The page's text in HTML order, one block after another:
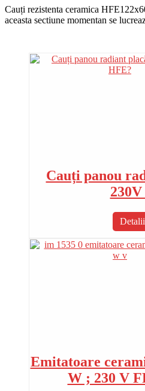
Cauți rezistenta ceramica
aceasta sectiune momentan se
Cauți panou
Emitatoare
W ; 230 V